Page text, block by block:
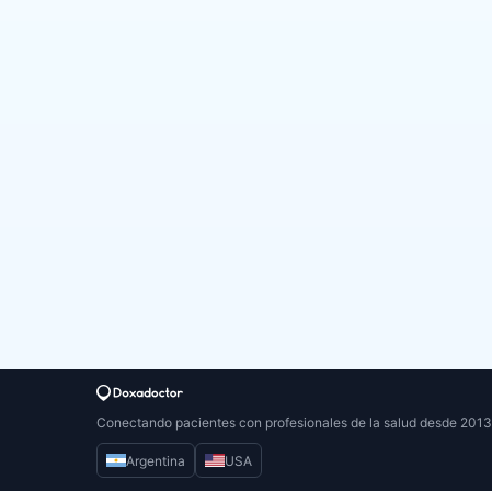
Conectando pacientes con profesionales de la salud desde 2013
Argentina USA